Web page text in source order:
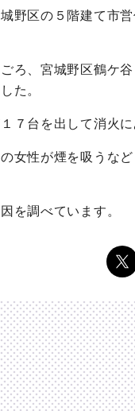
野区の５階建て市
ろ、宮城野区鶴ケ
た。
７台を出して消火に
女性が煙を吸うな
を調べています。